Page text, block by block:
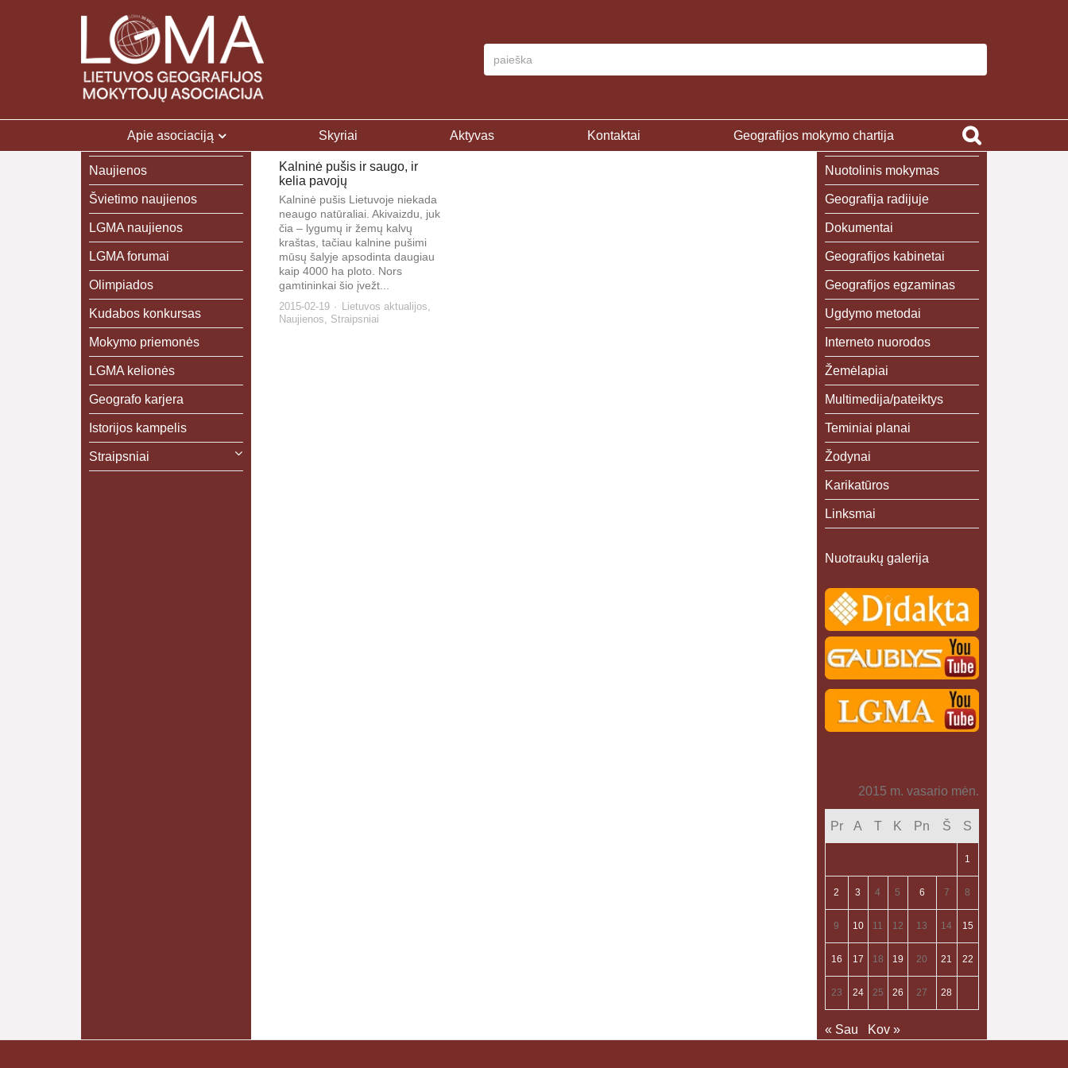
Apie asociaciją Skyriai Aktyvas Kontaktai Geografijos mokymo chartija
Kalninė pušis ir saugo, ir
kelia pavojų
Kalninė pušis Lietuvoje niekada
neaugo natūraliai. Akivaizdu, juk
čia – lygumų ir žemų kalvų
kraštas, tačiau kalnine pušimi
mūsų šalyje apsodinta daugiau
kaip 4000 ha ploto. Nors
gamtininkai šio įvežt...
2015-02-19 Lietuvos aktualijos,
Naujienos, Straipsniai
Naujienos
Švietimo naujienos
LGMA naujienos
LGMA forumai
Olimpiados
Kudabos konkursas
Mokymo priemonės
LGMA kelionės
Geografo karjera
Istorijos kampelis
Straipsniai
Nuotolinis mokymas
Geografija radijuje
Dokumentai
Geografijos kabinetai
Geografijos egzaminas
Ugdymo metodai
Interneto nuorodos
Žemėlapiai
Multimedija/pateiktys
Teminiai planai
Žodynai
Karikatūros
Linksmai
Nuotraukų galerija
2015 m. vasario mėn.
Pr A T K Pn Š S
1
2 3 4 5 6 7 8
9 10 11 12 13 14 15
16 17 18 19 20 21 22
23 24 25 26 27 28
« Sau Kov »